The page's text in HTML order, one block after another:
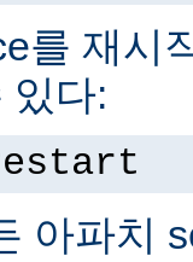
를 재시
있다:
아파치